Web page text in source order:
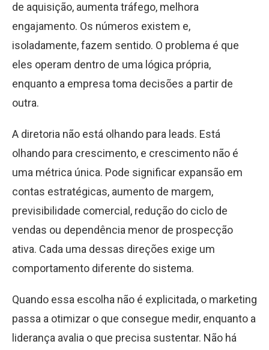
de aquisição, aumenta tráfego, melhora
engajamento. Os números existem e,
isoladamente, fazem sentido. O problema é que
eles operam dentro de uma lógica própria,
enquanto a empresa toma decisões a partir de
outra.
A diretoria não está olhando para leads. Está
olhando para crescimento, e crescimento não é
uma métrica única. Pode significar expansão em
contas estratégicas, aumento de margem,
previsibilidade comercial, redução do ciclo de
vendas ou dependência menor de prospecção
ativa. Cada uma dessas direções exige um
comportamento diferente do sistema.
Quando essa escolha não é explicitada, o marketing
passa a otimizar o que consegue medir, enquanto a
liderança avalia o que precisa sustentar. Não há